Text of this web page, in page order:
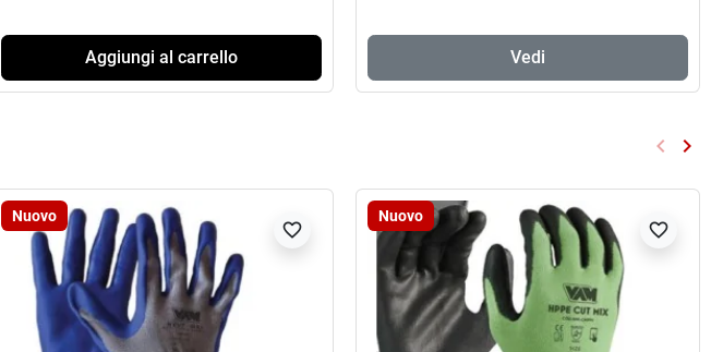
Aggiungi al carrello Vedi
keyboard_arrow_left keyboard_arrow_right
Nuovo
favorite_border
Nuovo
favorite_border